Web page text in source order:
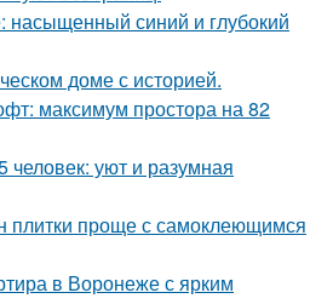
насыщенный синий и глубокий
доме с историей.
максимум простора на 82
человек: уют и разумная
плитки проще с самоклеющимся
в Воронеже с ярким